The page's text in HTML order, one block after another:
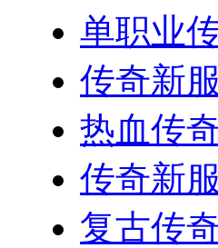
单职业
传奇新
热血传
传奇新服
复古传